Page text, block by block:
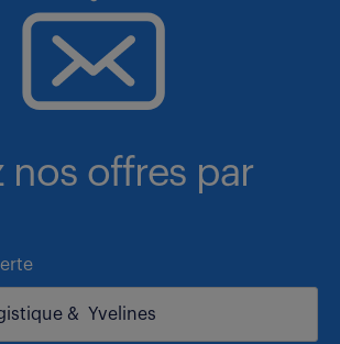
nos offres par